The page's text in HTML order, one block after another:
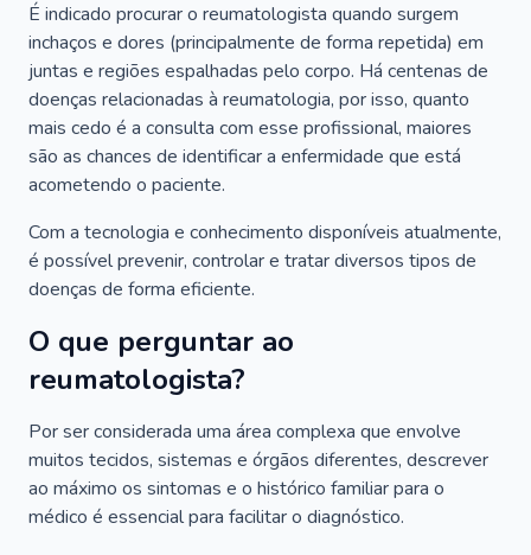
É indicado procurar o reumatologista quando surgem
inchaços e dores (principalmente de forma repetida) em
juntas e regiões espalhadas pelo corpo. Há centenas de
doenças relacionadas à reumatologia, por isso, quanto
mais cedo é a consulta com esse profissional, maiores
são as chances de identificar a enfermidade que está
acometendo o paciente.
Com a tecnologia e conhecimento disponíveis atualmente,
é possível prevenir, controlar e tratar diversos tipos de
doenças de forma eficiente.
O que perguntar ao
reumatologista?
Por ser considerada uma área complexa que envolve
muitos tecidos, sistemas e órgãos diferentes, descrever
ao máximo os sintomas e o histórico familiar para o
médico é essencial para facilitar o diagnóstico.